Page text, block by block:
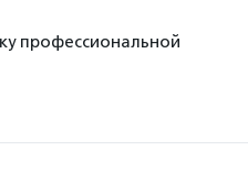
профессиональной